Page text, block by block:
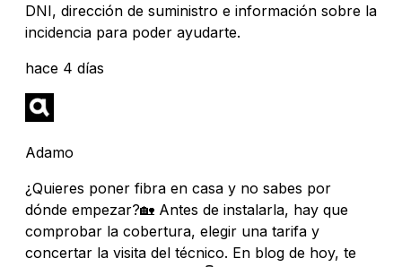
DNI, dirección de suministro e información sobre la
incidencia para poder ayudarte.
hace 4 días
Adamo
¿Quieres poner fibra en casa y no sabes por
dónde empezar?🏡 Antes de instalarla, hay que
comprobar la cobertura, elegir una tarifa y
concertar la visita del técnico. En blog de hoy, te